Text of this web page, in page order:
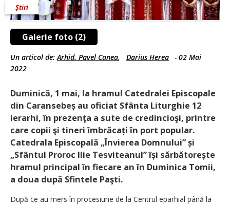
Galerie foto (2)
Știri
Un articol de:Arhid. Pavel Canea, Darius Herea - 02 Mai
2022
Duminică, 1 mai, la hramul Catedralei Episcopale
din Caransebeș au oficiat Sfânta Liturghie 12
ierarhi, în prezenţa a sute de credincioşi, printre
care copii şi tineri îmbrăcați în port popular.
Catedrala Episcopală „Învierea Domnului” și
„Sfântul Proroc Ilie Tesviteanul” își sărbătorește
hramul principal în fiecare an în Duminica Tomii,
a doua după Sfintele Paşti.
După ce au mers în procesiune de la Centrul eparhial până la